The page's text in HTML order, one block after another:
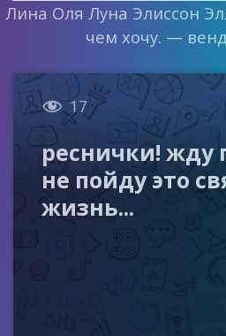
Лина Оля Луна Элиссон
чем хочу. —
 17
реснички! жду
не пойду это
жизнь...